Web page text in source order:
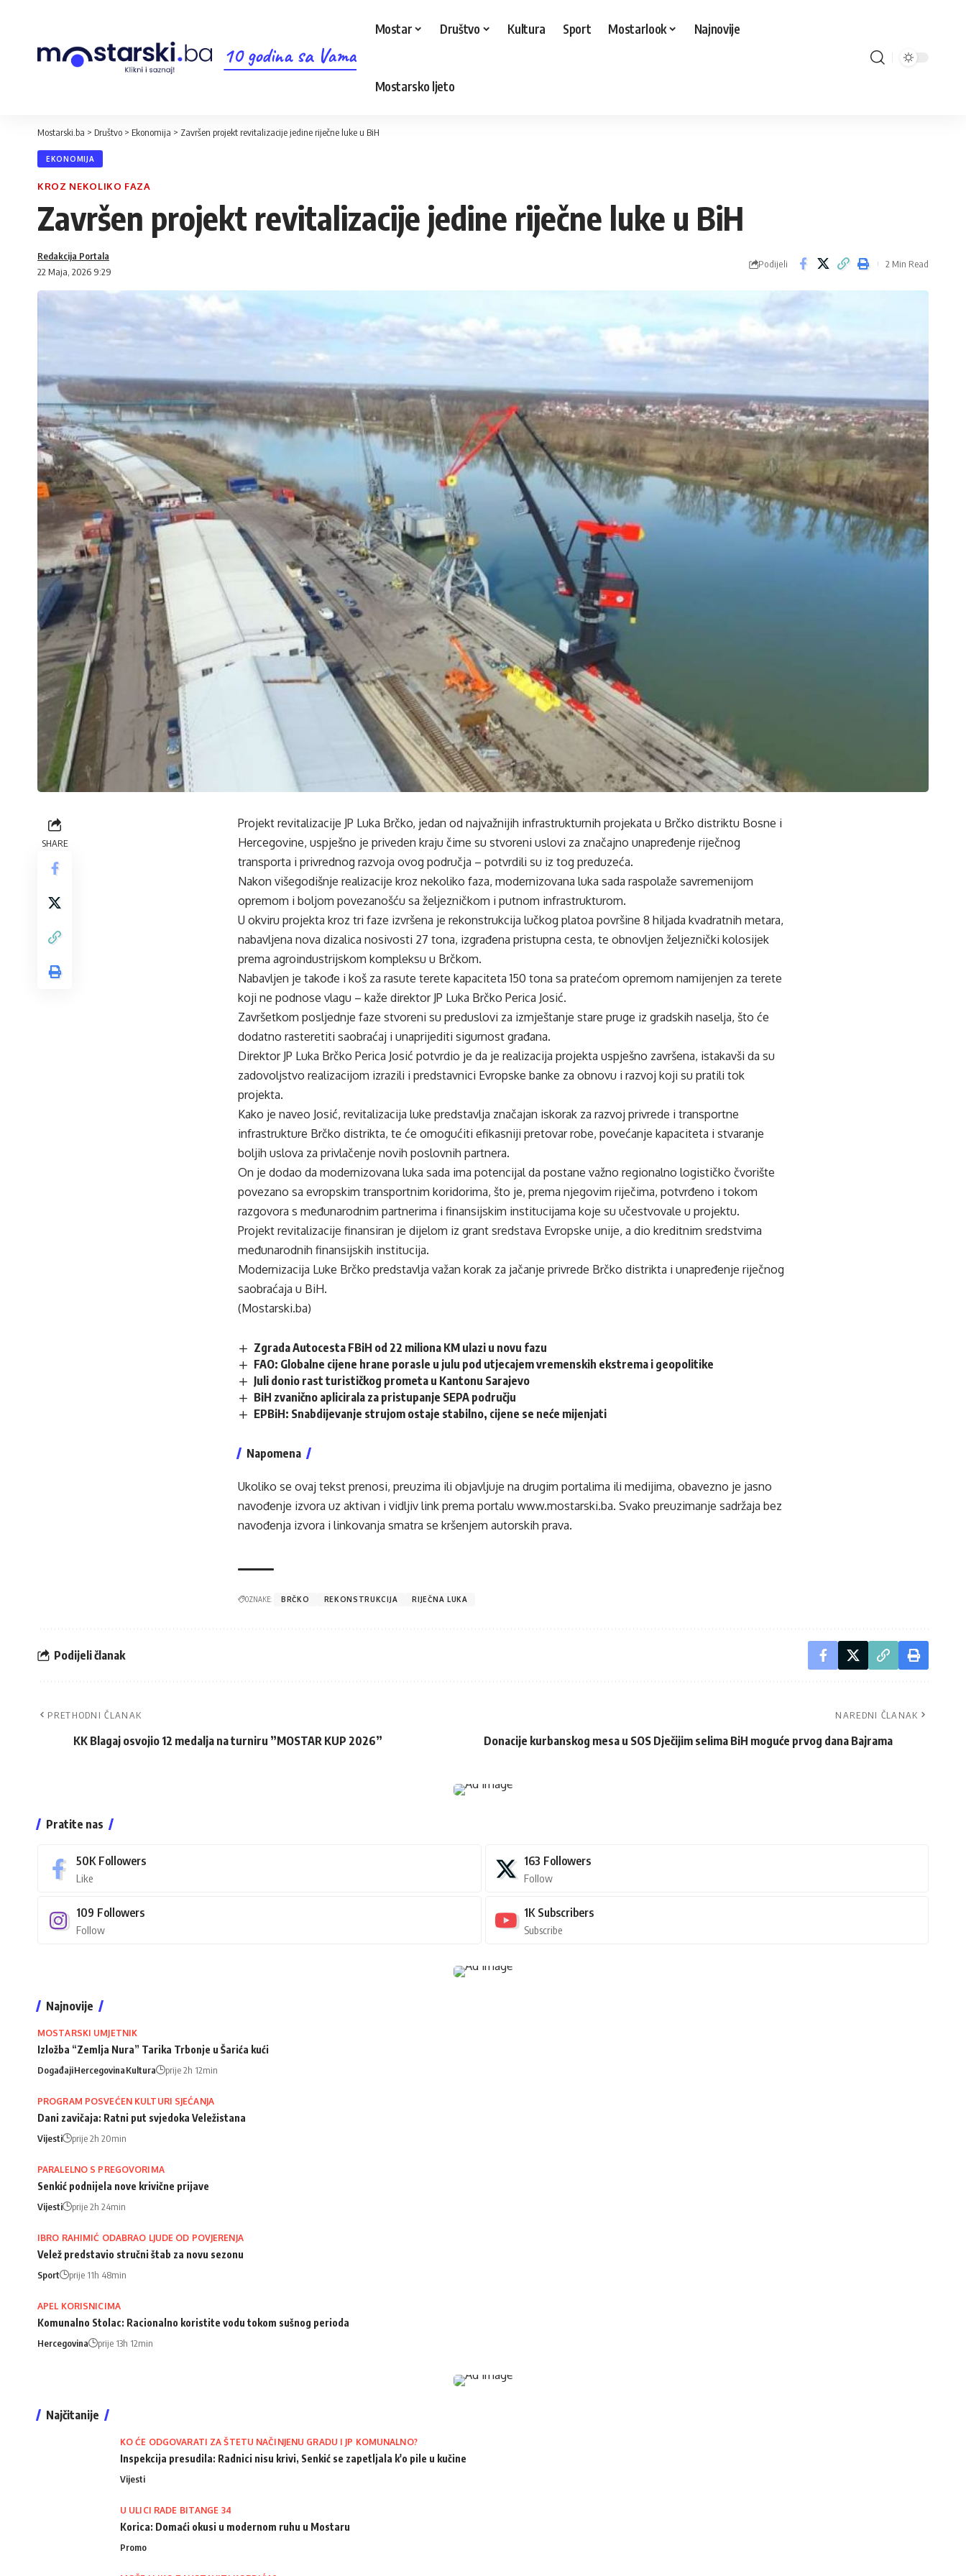
10 godina sa Vama
Mostar Društvo Kultura Sport Mostarlook Najnovije
Mostarsko ljeto
Mostarski.ba > Društvo > Ekonomija > Završen projekt revitalizacije jedine riječne luke u BiH
EKONOMIJA
KROZ NEKOLIKO FAZA
Završen projekt revitalizacije jedine riječne luke u BiH
22 Maja, 2026 9:29
Redakcija Portala
Podijeli 2 Min Read
SHARE
Projekt revitalizacije JP Luka Brčko, jedan od najvažnijih infrastrukturnih projekata u Brčko distriktu Bosne i
Hercegovine, uspješno je priveden kraju čime su stvoreni uslovi za značajno unapređenje riječnog
transporta i privrednog razvoja ovog područja – potvrdili su iz tog preduzeća.
Nakon višegodišnje realizacije kroz nekoliko faza, modernizovana luka sada raspolaže savremenijom
opremom i boljom povezanošću sa željezničkom i putnom infrastrukturom.
U okviru projekta kroz tri faze izvršena je rekonstrukcija lučkog platoa površine 8 hiljada kvadratnih metara,
nabavljena nova dizalica nosivosti 27 tona, izgrađena pristupna cesta, te obnovljen željeznički kolosijek
prema agroindustrijskom kompleksu u Brčkom.
Nabavljen je takođe i koš za rasute terete kapaciteta 150 tona sa pratećom opremom namijenjen za terete
koji ne podnose vlagu – kaže direktor JP Luka Brčko Perica Josić.
Završetkom posljednje faze stvoreni su preduslovi za izmještanje stare pruge iz gradskih naselja, što će
dodatno rasteretiti saobraćaj i unaprijediti sigurnost građana.
Direktor JP Luka Brčko Perica Josić potvrdio je da je realizacija projekta uspješno završena, istakavši da su
zadovoljstvo realizacijom izrazili i predstavnici Evropske banke za obnovu i razvoj koji su pratili tok
projekta.
Kako je naveo Josić, revitalizacija luke predstavlja značajan iskorak za razvoj privrede i transportne
infrastrukture Brčko distrikta, te će omogućiti efikasniji pretovar robe, povećanje kapaciteta i stvaranje
boljih uslova za privlačenje novih poslovnih partnera.
On je dodao da modernizovana luka sada ima potencijal da postane važno regionalno logističko čvorište
povezano sa evropskim transportnim koridorima, što je, prema njegovim riječima, potvrđeno i tokom
razgovora s međunarodnim partnerima i finansijskim institucijama koje su učestvovale u projektu.
Projekt revitalizacije finansiran je dijelom iz grant sredstava Evropske unije, a dio kreditnim sredstvima
međunarodnih finansijskih institucija.
Modernizacija Luke Brčko predstavlja važan korak za jačanje privrede Brčko distrikta i unapređenje riječnog
saobraćaja u BiH.
(Mostarski.ba)
Zgrada Autocesta FBiH od 22 miliona KM ulazi u novu fazu
FAO: Globalne cijene hrane porasle u julu pod utjecajem vremenskih ekstrema i geopolitike
Juli donio rast turističkog prometa u Kantonu Sarajevo
BiH zvanično aplicirala za pristupanje SEPA području
EPBiH: Snabdijevanje strujom ostaje stabilno, cijene se neće mijenjati
Napomena
Ukoliko se ovaj tekst prenosi, preuzima ili objavljuje na drugim portalima ili medijima, obavezno je jasno
navođenje izvora uz aktivan i vidljiv link prema portalu www.mostarski.ba. Svako preuzimanje sadržaja bez
navođenja izvora i linkovanja smatra se kršenjem autorskih prava.
OZNAKE: BRČKO REKONSTRUKCIJA RIJEČNA LUKA
Podijeli članak
PRETHODNI ČLANAK
KK Blagaj osvojio 12 medalja na turniru ”MOSTAR KUP 2026”
NAREDNI ČLANAK
Donacije kurbanskog mesa u SOS Dječijim selima BiH moguće prvog dana Bajrama
Pratite nas
50K Followers
Like
163 Followers
Follow
109 Followers
Follow
1K Subscribers
Subscribe
Najnovije
MOSTARSKI UMJETNIK
Izložba “Zemlja Nura” Tarika Trbonje u Šarića kući
DogađajiHercegovinaKultura prije 2h 12min
PROGRAM POSVEĆEN KULTURI SJEĆANJA
Dani zavičaja: Ratni put svjedoka Veležistana
Vijesti prije 2h 20min
PARALELNO S PREGOVORIMA
Senkić podnijela nove krivične prijave
Vijesti prije 2h 24min
IBRO RAHIMIĆ ODABRAO LJUDE OD POVJERENJA
Velež predstavio stručni štab za novu sezonu
Sport prije 11h 48min
APEL KORISNICIMA
Komunalno Stolac: Racionalno koristite vodu tokom sušnog perioda
Hercegovina prije 13h 12min
Najčitanije
KO ĆE ODGOVARATI ZA ŠTETU NAČINJENU GRADU I JP KOMUNALNO?
Inspekcija presudila: Radnici nisu krivi, Senkić se zapetljala k'o pile u kučine
Vijesti
U ULICI RADE BITANGE 34
Korica: Domaći okusi u modernom ruhu u Mostaru
Promo